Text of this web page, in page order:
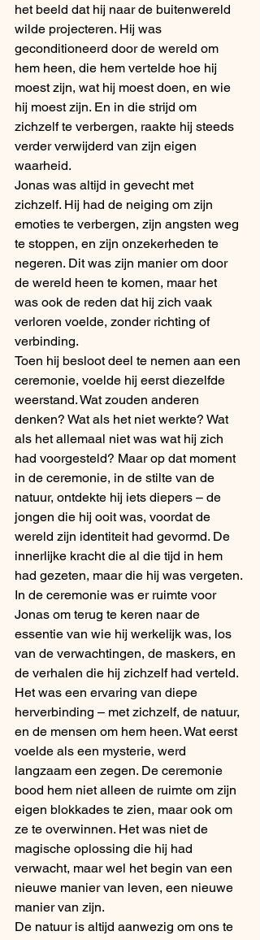
het beeld dat hij naar de buitenwereld
wilde projecteren. Hij was
geconditioneerd door de wereld om
hem heen, die hem vertelde hoe hij
moest zijn, wat hij moest doen, en wie
hij moest zijn. En in die strijd om
zichzelf te verbergen, raakte hij steeds
verder verwijderd van zijn eigen
waarheid.
Jonas was altijd in gevecht met
zichzelf. Hij had de neiging om zijn
emoties te verbergen, zijn angsten weg
te stoppen, en zijn onzekerheden te
negeren. Dit was zijn manier om door
de wereld heen te komen, maar het
was ook de reden dat hij zich vaak
verloren voelde, zonder richting of
verbinding.
Toen hij besloot deel te nemen aan een
ceremonie, voelde hij eerst diezelfde
weerstand. Wat zouden anderen
denken? Wat als het niet werkte? Wat
als het allemaal niet was wat hij zich
had voorgesteld? Maar op dat moment
in de ceremonie, in de stilte van de
natuur, ontdekte hij iets diepers – de
jongen die hij ooit was, voordat de
wereld zijn identiteit had gevormd. De
innerlijke kracht die al die tijd in hem
had gezeten, maar die hij was vergeten.
In de ceremonie was er ruimte voor
Jonas om terug te keren naar de
essentie van wie hij werkelijk was, los
van de verwachtingen, de maskers, en
de verhalen die hij zichzelf had verteld.
Het was een ervaring van diepe
herverbinding – met zichzelf, de natuur,
en de mensen om hem heen. Wat eerst
voelde als een mysterie, werd
langzaam een zegen. De ceremonie
bood hem niet alleen de ruimte om zijn
eigen blokkades te zien, maar ook om
ze te overwinnen. Het was niet de
magische oplossing die hij had
verwacht, maar wel het begin van een
nieuwe manier van leven, een nieuwe
manier van zijn.
De natuur is altijd aanwezig om ons te